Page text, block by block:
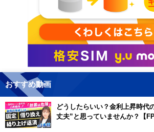
おすすめ動画
どうしたらいい？金利上昇時代
丈夫”と思っていませんか？【